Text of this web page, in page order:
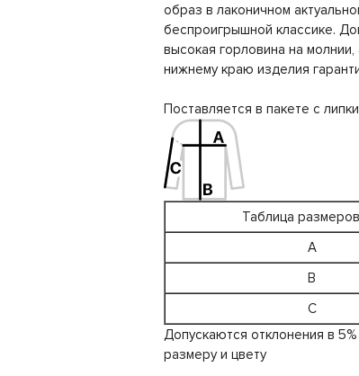
образ в лаконичном
беспроигрышной классике.
высокая горловина на
нижнему краю изделия
Поставляется в пакете с
Таблица
A
B
C
Допускаются отклонения в
размеру и цвету